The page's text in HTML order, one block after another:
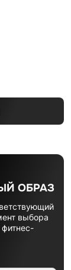
ОБРАЗ
выбора
фитнес-